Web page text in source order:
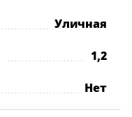
Уличная
1,2
Нет